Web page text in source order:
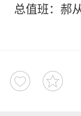
总值班：郝